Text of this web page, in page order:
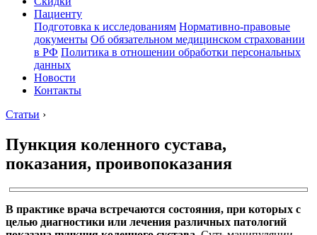
Пациенту
Подготовка к исследованиям Нормативно-правовые
документы Об обязательном медицинском страховании
в РФ Политика в отношении обработки персональных
данных
Новости
Контакты
Статьи ›
Пункция коленного сустава,
показания, проивопоказания
В практике врача встречаются состояния, при которых с
целью диагностики или лечения различных патологий